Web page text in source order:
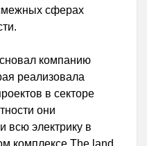
сферах
компанию
реализовала
в секторе
они
всю электрику в
комплексе The land